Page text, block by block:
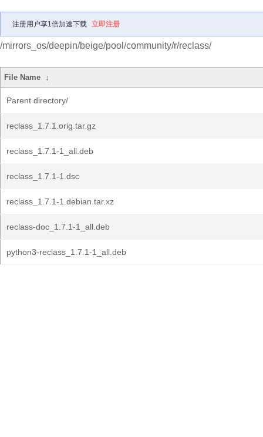
注册用户享1倍加速下载 立即注册
/mirrors_os/deepin/beige/pool/community/r/reclass/
File Name ↓
Parent directory/
reclass_1.7.1.orig.tar.gz
reclass_1.7.1-1_all.deb
reclass_1.7.1-1.dsc
reclass_1.7.1-1.debian.tar.xz
reclass-doc_1.7.1-1_all.deb
python3-reclass_1.7.1-1_all.deb